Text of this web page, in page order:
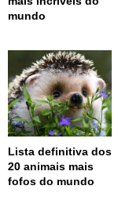
mundo
Lista definitiva dos
20 animais mais
fofos do mundo